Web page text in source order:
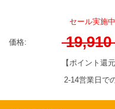
セール実施
価格: 19,910
【ポイント還
2-14営業日で